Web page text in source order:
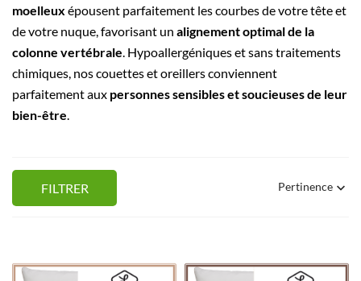
moelleux épousent parfaitement les courbes de votre tête et
de votre nuque, favorisant un alignement optimal de la
colonne vertébrale . Hypoallergéniques et sans traitements
chimiques, nos couettes et oreillers conviennent
parfaitement aux personnes sensibles et soucieuses de leur
bien-être
FILTRER Pertinence 